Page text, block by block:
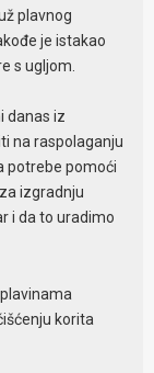
plavnog
je istakao
s ugljom.
danas iz
na raspolaganju
potrebe pomoći
izgradnju
i da to uradimo
korita